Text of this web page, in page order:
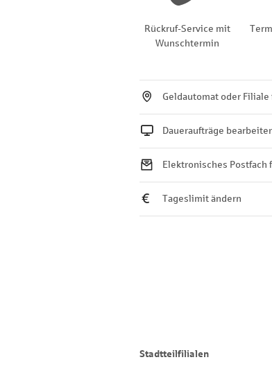
Rückruf-Service mit
Wunschtermin
Geldautomat oder Filiale
Daueraufträge
Elektronisches Postfach
Tageslimit ändern
Stadtteilfilialen